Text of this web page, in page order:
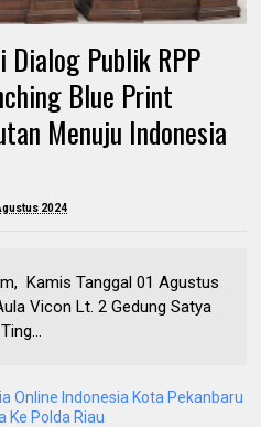
Publik RPP
Blue Print
Menuju Indonesia
2024
Kamis Tanggal 01 Agustus
Vicon Lt. 2 Gedung Satya
Online Indonesia Kota Pekanbaru
Ke Polda Riau